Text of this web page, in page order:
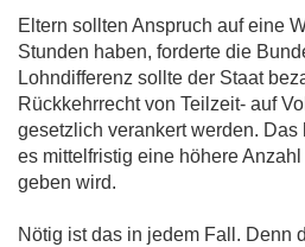
Eltern sollten Anspruch auf eine
Stunden haben, forderte die
Lohndifferenz sollte der Staat
Rückkehrrecht von Teilzeit- auf
gesetzlich verankert werden. Das
es mittelfristig eine höhere
geben wird.
Nötig ist das in jedem Fall. Denn